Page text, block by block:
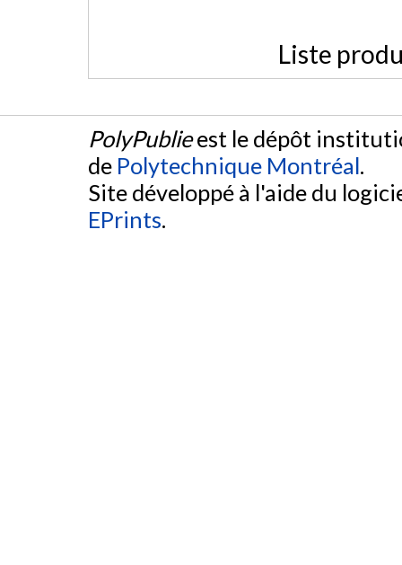
Liste
PolyPublieest le dépôt
de Polytechnique Montréal.
Site développé à l'aide du
EPrints.